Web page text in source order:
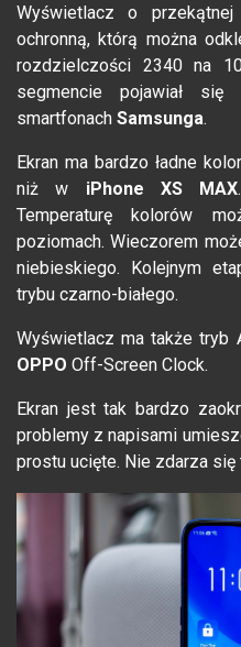
Wyświetlacz o
ochronną, którą można
rozdzielczości 2340 na
segmencie pojawiał
smartfonach Samsunga.
Ekran ma bardzo ładne
niż w iPhone XS MAX
Temperaturę kolorów
poziomach. Wieczorem
niebieskiego. Kolejnym
trybu czarno-białego.
Wyświetlacz ma także tryb
OPPO Off-Screen Clock.
Ekran jest tak bardzo
problemy z napisami
prostu ucięte. Nie zdarza